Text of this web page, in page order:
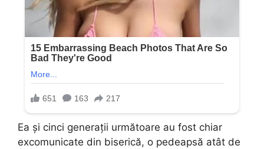
Ea și cinci generații următoare au fost chiar
excomunicate din biserică, o pedeapsă atât de